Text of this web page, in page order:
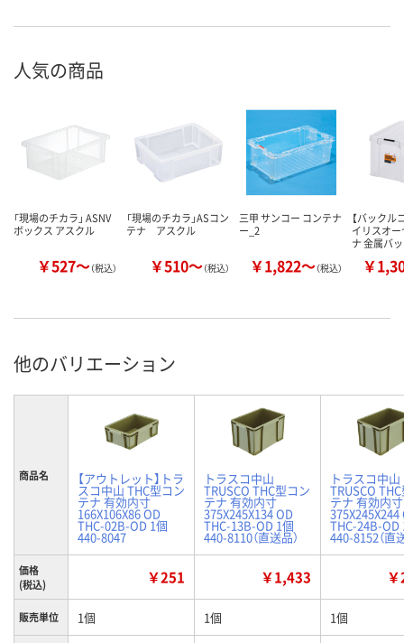
人気の商品
「現場のチカラ」 ASNV
ボックス アスクル
￥527～（税込）
「現場のチカラ」ASコン
テナ アスクル
￥510～（税込）
三甲 サンコー コンテナ
ー_2
￥1,822～（税込）
【バックル
イリスオ
ナ 金属バ
￥
他のバリエーション
商品名 【アウトレット】トラ
スコ中山 THC型コン
テナ 有効内寸
166X106X86 OD
THC-02B-OD 1個
440-8047
トラスコ中山
TRUSCO THC型コン
テナ 有効内寸
375X245X134 OD
THC-13B-OD 1個
440-8110（直送品）
トラスコ中山
TRUSCO
テナ 有効内寸
375X245X244
THC-24B-OD
440-8152（直
価格
(税込)
￥251 ￥1,433
販売単位 1個 1個 1個